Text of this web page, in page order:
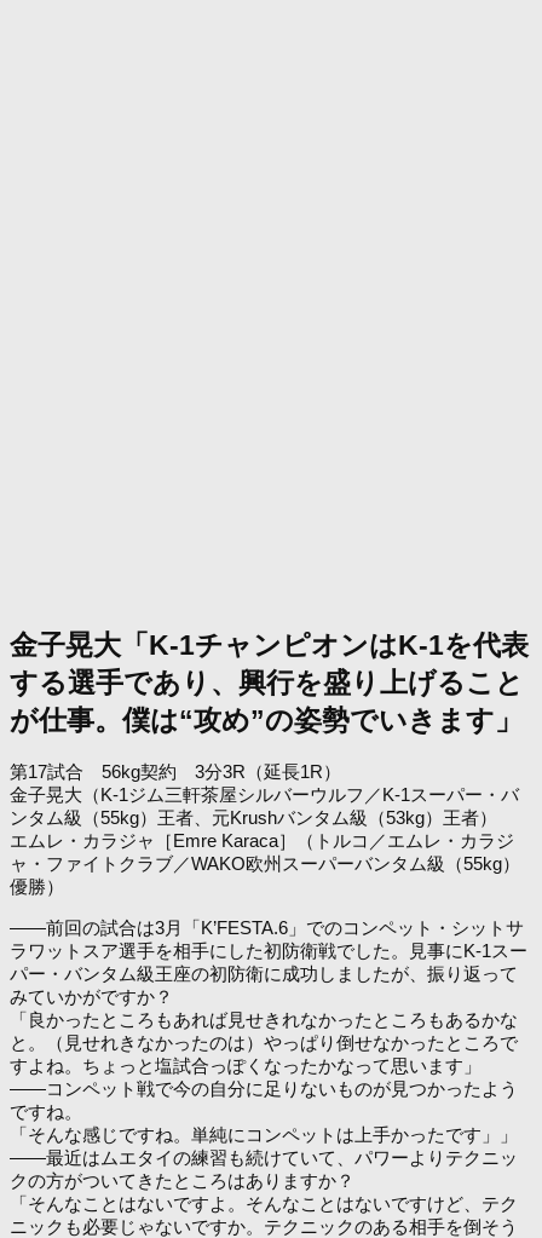
金子晃大「K-1チャンピオンはK-1を代表
する選手であり、興行を盛り上げること
が仕事。僕は“攻め”の姿勢でいきます」
第17試合 56kg契約 3分3R（延長1R）
金子晃大（K-1ジム三軒茶屋シルバーウルフ／K-1スーパー・バ
ンタム級（55kg）王者、元Krushバンタム級（53kg）王者）
エムレ・カラジャ［Emre Karaca］（トルコ／エムレ・カラジ
ャ・ファイトクラブ／WAKO欧州スーパーバンタム級（55kg）
優勝）
――前回の試合は3月「K’FESTA.6」でのコンペット・シットサ
ラワットスア選手を相手にした初防衛戦でした。見事にK-1スー
パー・バンタム級王座の初防衛に成功しましたが、振り返って
みていかがですか？
「良かったところもあれば見せきれなかったところもあるかな
と。（見せれきなかったのは）やっぱり倒せなかったところで
すよね。ちょっと塩試合っぽくなったかなって思います」
――コンペット戦で今の自分に足りないものが見つかったよう
ですね。
「そんな感じですね。単純にコンペットは上手かったです」」
――最近はムエタイの練習も続けていて、パワーよりテクニッ
クの方がついてきたところはありますか？
「そんなことはないですよ。そんなことはないですけど、テク
ニックも必要じゃないですか。テクニックのある相手を倒そう